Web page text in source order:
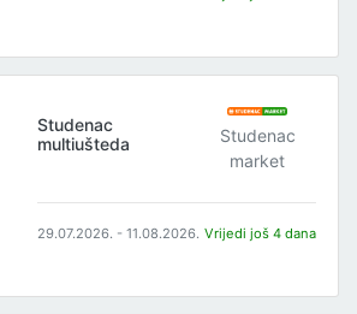
Studenac
multiušteda
Studenac
market
29.07.2026. - 11.08.2026. Vrijedi još 4 dana